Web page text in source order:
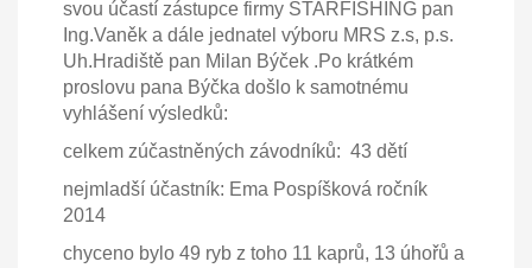
svou účastí zástupce firmy STARFISHING pan
Ing.Vaněk a dále jednatel výboru MRS z.s, p.s.
Uh.Hradiště pan Milan Býček .Po krátkém
proslovu pana Býčka došlo k samotnému
vyhlášení výsledků:
celkem zúčastněných závodníků: 43 dětí
nejmladší účastník: Ema Pospíšková ročník
2014
chyceno bylo 49 ryb z toho 11 kaprů, 13 úhořů a